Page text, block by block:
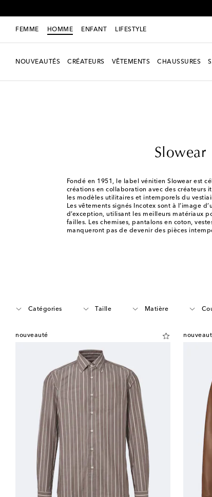
FEMME HOMME ENFANT LIFESTYLE
NOUVEAUTÉS CRÉATEURS VÊTEMENTS CHAUSSURES
Slowear
Fondé en 1951, le label vénitien Slowear est
créations en collaboration avec des créateurs
les modèles utilitaires et intemporels du
Les vêtements signés Incotex sont à l’image
d’exception, utilisant les meilleurs matériaux
failles. Les chemises, pantalons en coton,
manqueront pas de devenir des pièces
Catégories Taille Matière
nouveauté